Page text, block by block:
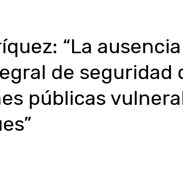
“La
de seguridad
públicas